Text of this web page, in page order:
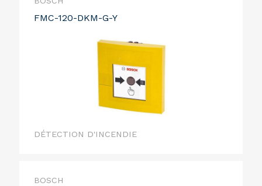
FMC-120-DKM-G-Y
DÉTECTION D'INCENDIE
BOSCH